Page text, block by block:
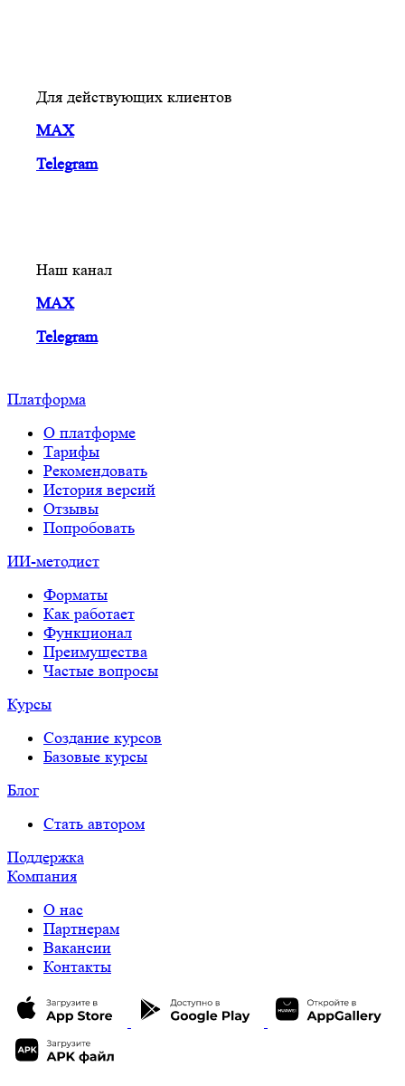
Для действующих клиентов
MAX
Telegram
Наш канал
MAX
Telegram
Платформа
О платформе
Тарифы
Рекомендовать
История версий
Отзывы
Попробовать
ИИ-методист
Форматы
Как работает
Функционал
Преимущества
Частые вопросы
Курсы
Создание курсов
Базовые курсы
Блог
Стать автором
Поддержка
Компания
О нас
Партнерам
Вакансии
Контакты